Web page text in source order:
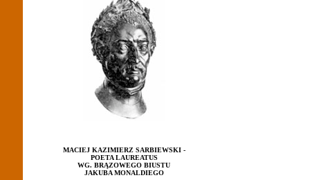
MACIEJ KAZIMIERZ SARBIEWSKI -
POETA LAUREATUS
WG. BRĄZOWEGO BIUSTU
JAKUBA MONALDIEGO